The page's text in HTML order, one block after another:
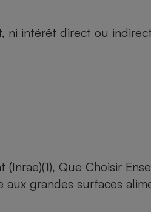
ni intérêt direct ou
(Inrae)(1), Que Choisir
grandes surfaces